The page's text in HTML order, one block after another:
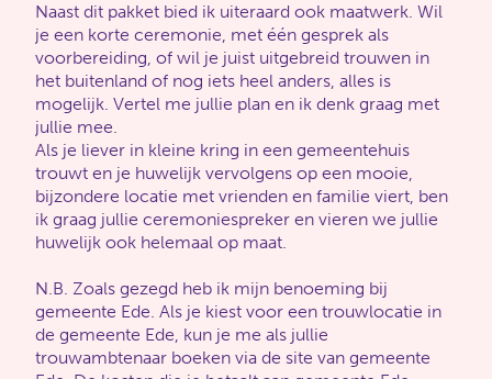
Naast dit pakket bied ik uiteraard ook maatwerk. Wil
je een korte ceremonie, met één gesprek als
voorbereiding, of wil je juist uitgebreid trouwen in
het buitenland of nog iets heel anders, alles is
mogelijk. Vertel me jullie plan en ik denk graag met
jullie mee.
Als je liever in kleine kring in een gemeentehuis
trouwt en je huwelijk vervolgens op een mooie,
bijzondere locatie met vrienden en familie viert, ben
ik graag jullie ceremoniespreker en vieren we jullie
huwelijk ook helemaal op maat.
N.B. Zoals gezegd heb ik mijn benoeming bij
gemeente Ede. Als je kiest voor een trouwlocatie in
de gemeente Ede, kun je me als jullie
trouwambtenaar boeken via de site van gemeente